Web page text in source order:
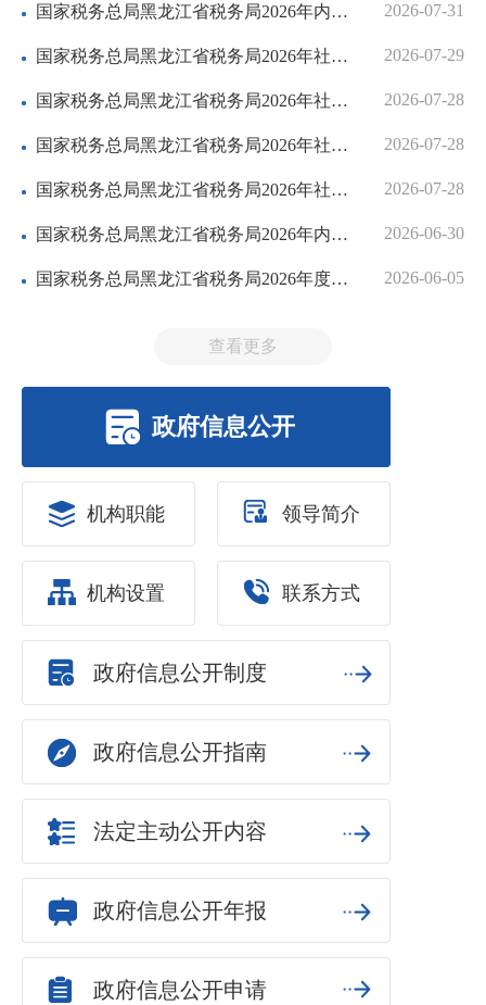
国家税务总局黑龙江省税务局2026年内刊印刷项目公开招标公告 2026-07-31
国家税务总局黑龙江省税务局2026年社保费税银系统和信息共享... 2026-07-29
国家税务总局黑龙江省税务局2026年社保费征收系统运维服务项... 2026-07-28
国家税务总局黑龙江省税务局2026年社保费管理系统运维服务项... 2026-07-28
国家税务总局黑龙江省税务局2026年社保费税银系统和信息共享... 2026-07-28
国家税务总局黑龙江省税务局2026年内刊印刷项目公开招标公告 2026-06-30
国家税务总局黑龙江省税务局2026年度物业服务采购项目公开招... 2026-06-05
查看更多
政府信息公开
机构职能 领导简介
机构设置 联系方式
政府信息公开制度
政府信息公开指南
法定主动公开内容
政府信息公开年报
政府信息公开申请